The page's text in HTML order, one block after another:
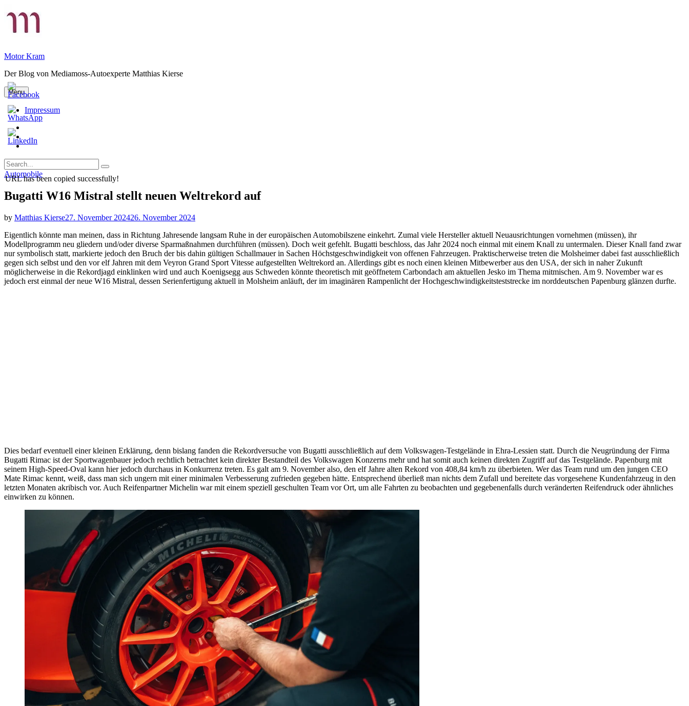
to
Motor Kram
Der Blog von Mediamoss-Autoexperte Matthias Kierse
Menu
Impressum
Einstellungen
ändern
Historie
der
Einstellungen
Einwilligungen
Search
for:
Search
Categories
Automobile
Bugatti W16 Mistral stellt neuen Weltrekord auf
by Matthias Kierse27. November 202426. November 2024
Eigentlich könnte man meinen, dass in Richtung Jahresende langsam Ruhe in der europäischen Automobilszene einkehrt. Zumal viele Hersteller aktuell Neuausrichtungen vornehmen (müssen), ihr
Modellprogramm neu gliedern und/oder diverse Sparmaßnahmen durchführen (müssen). Doch weit gefehlt. Bugatti beschloss, das Jahr 2024 noch einmal mit einem Knall zu untermalen. Dieser Knall fand zwar
nur symbolisch statt, markierte jedoch den Bruch der bis dahin gültigen Schallmauer in Sachen Höchstgeschwindigkeit von offenen Fahrzeugen. Praktischerweise treten die Molsheimer dabei fast ausschließlich
gegen sich selbst und den vor elf Jahren mit dem Veyron Grand Sport Vitesse aufgestellten Weltrekord an. Allerdings gibt es noch einen kleinen Mitbewerber aus den USA, der sich in naher Zukunft
möglicherweise in die Rekordjagd einklinken wird und auch Koenigsegg aus Schweden könnte theoretisch mit geöffnetem Carbondach am aktuellen Jesko im Thema mitmischen. Am 9. November war es
jedoch erst einmal der neue W16 Mistral, dessen Serienfertigung aktuell in Molsheim anläuft, der im imaginären Rampenlicht der Hochgeschwindigkeitsteststrecke im norddeutschen Papenburg glänzen durfte.
Dies bedarf eventuell einer kleinen Erklärung, denn bislang fanden die Rekordversuche von Bugatti ausschließlich auf dem Volkswagen-Testgelände in Ehra-Lessien statt. Durch die Neugründung der Firma
Bugatti Rimac ist der Sportwagenbauer jedoch rechtlich betrachtet kein direkter Bestandteil des Volkswagen Konzerns mehr und hat somit auch keinen direkten Zugriff auf das Testgelände. Papenburg mit
seinem High-Speed-Oval kann hier jedoch durchaus in Konkurrenz treten. Es galt am 9. November also, den elf Jahre alten Rekord von 408,84 km/h zu überbieten. Wer das Team rund um den jungen CEO
Mate Rimac kennt, weiß, dass man sich ungern mit einer minimalen Verbesserung zufrieden gegeben hätte. Entsprechend überließ man nichts dem Zufall und bereitete das vorgesehene Kundenfahrzeug in den
letzten Monaten akribisch vor. Auch Reifenpartner Michelin war mit einem speziell geschulten Team vor Ort, um alle Fahrten zu beobachten und gegebenenfalls durch veränderten Reifendruck oder ähnliches
einwirken zu können.
URL has been copied successfully!